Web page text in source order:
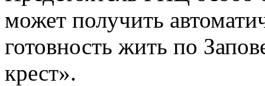
может получить
готовность жить по
крест».